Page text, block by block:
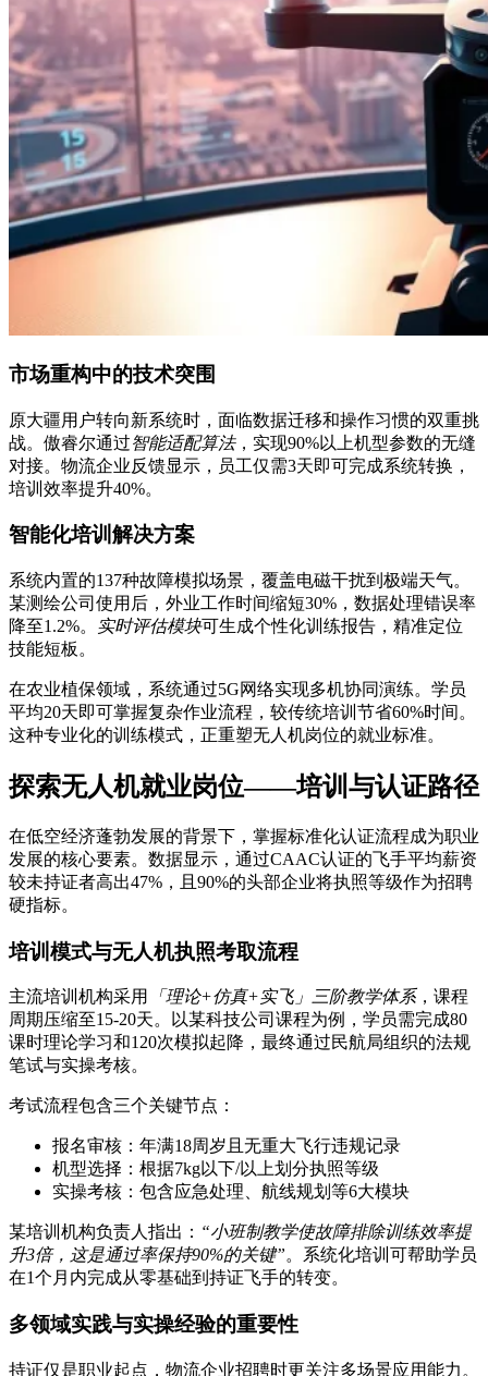
市场重构中的技术突围
原大疆用户转向新系统时，面临数据迁移和操作习惯的双重挑
战。傲睿尔通过智能适配算法，实现90%以上机型参数的无缝
对接。物流企业反馈显示，员工仅需3天即可完成系统转换，
培训效率提升40%。
智能化培训解决方案
系统内置的137种故障模拟场景，覆盖电磁干扰到极端天气。
某测绘公司使用后，外业工作时间缩短30%，数据处理错误率
降至1.2%。 实时评估模块可生成个性化训练报告，精准定位
技能短板。
在农业植保领域，系统通过5G网络实现多机协同演练。学员
平均20天即可掌握复杂作业流程，较传统培训节省60%时间。
这种专业化的训练模式，正重塑无人机岗位的就业标准。
探索无人机就业岗位——培训与认证路径
在低空经济蓬勃发展的背景下，掌握标准化认证流程成为职业
发展的核心要素。数据显示，通过CAAC认证的飞手平均薪资
较未持证者高出47%，且90%的头部企业将执照等级作为招聘
硬指标。
培训模式与无人机执照考取流程
主流培训机构采用 「理论+仿真+实飞」三阶教学体系 ，课程
周期压缩至15-20天。以某科技公司课程为例，学员需完成80
课时理论学习和120次模拟起降，最终通过民航局组织的法规
笔试与实操考核。
考试流程包含三个关键节点：
报名审核：年满18周岁且无重大飞行违规记录
机型选择：根据7kg以下/以上划分执照等级
实操考核：包含应急处理、航线规划等6大模块
某培训机构负责人指出： “小班制教学使故障排除训练效率提
升3倍，这是通过率保持90%的关键”。系统化培训可帮助学员
在1个月内完成从零基础到持证飞手的转变。
多领域实践与实操经验的重要性
持证仅是职业起点，物流企业招聘时更关注多场景应用能力。